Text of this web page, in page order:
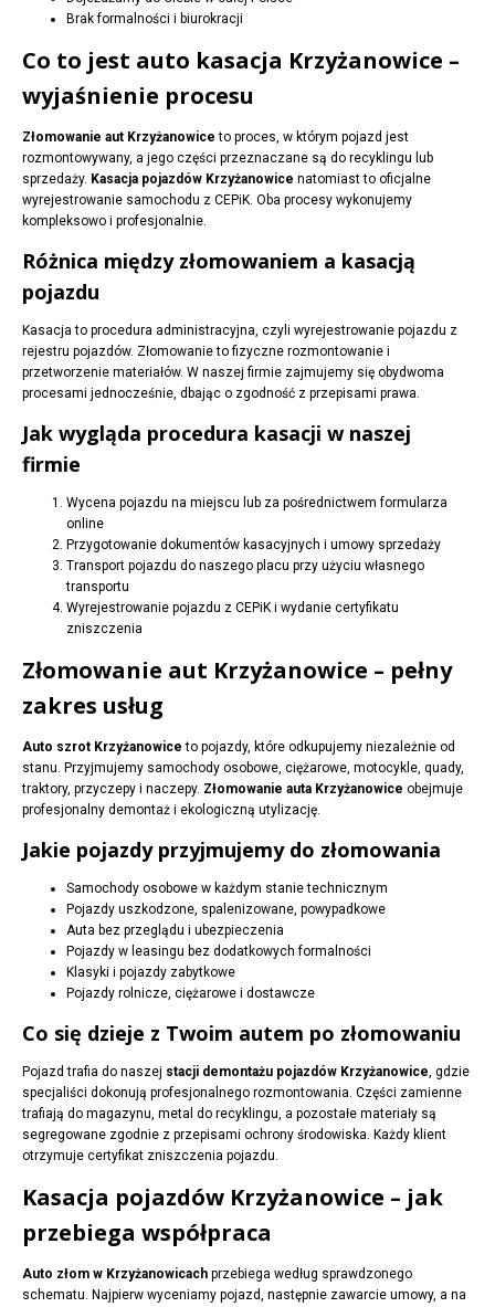
Brak formalności i biurokracji
Co to jest auto kasacja Krzyżanowice –
wyjaśnienie procesu
Złomowanie aut Krzyżanowice to proces, w którym pojazd jest
rozmontowywany, a jego części przeznaczane są do recyklingu lub
sprzedaży. Kasacja pojazdów Krzyżanowice natomiast to oficjalne
wyrejestrowanie samochodu z CEPiK. Oba procesy wykonujemy
kompleksowo i profesjonalnie.
Różnica między złomowaniem a kasacją
pojazdu
Kasacja to procedura administracyjna, czyli wyrejestrowanie pojazdu z
rejestru pojazdów. Złomowanie to fizyczne rozmontowanie i
przetworzenie materiałów. W naszej firmie zajmujemy się obydwoma
procesami jednocześnie, dbając o zgodność z przepisami prawa.
Jak wygląda procedura kasacji w naszej
firmie
Wycena pojazdu na miejscu lub za pośrednictwem formularza
online
Przygotowanie dokumentów kasacyjnych i umowy sprzedaży
Transport pojazdu do naszego placu przy użyciu własnego
transportu
Wyrejestrowanie pojazdu z CEPiK i wydanie certyfikatu
zniszczenia
Złomowanie aut Krzyżanowice – pełny
zakres usług
Auto szrot Krzyżanowice to pojazdy, które odkupujemy niezależnie od
stanu. Przyjmujemy samochody osobowe, ciężarowe, motocykle, quady,
traktory, przyczepy i naczepy. Złomowanie auta Krzyżanowice obejmuje
profesjonalny demontaż i ekologiczną utylizację.
Jakie pojazdy przyjmujemy do złomowania
Samochody osobowe w każdym stanie technicznym
Pojazdy uszkodzone, spalenizowane, powypadkowe
Auta bez przeglądu i ubezpieczenia
Pojazdy w leasingu bez dodatkowych formalności
Klasyki i pojazdy zabytkowe
Pojazdy rolnicze, ciężarowe i dostawcze
Co się dzieje z Twoim autem po złomowaniu
Pojazd trafia do naszej stacji demontażu pojazdów Krzyżanowice, gdzie
specjaliści dokonują profesjonalnego rozmontowania. Części zamienne
trafiają do magazynu, metal do recyklingu, a pozostałe materiały są
segregowane zgodnie z przepisami ochrony środowiska. Każdy klient
otrzymuje certyfikat zniszczenia pojazdu.
Kasacja pojazdów Krzyżanowice – jak
przebiega współpraca
Auto złom w Krzyżanowicach przebiega według sprawdzonego
schematu. Najpierw wyceniamy pojazd, następnie zawarcie umowy, a na